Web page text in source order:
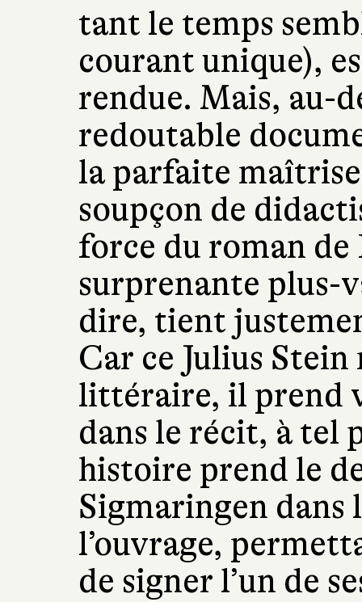
tant le temps
courant unique),
rendue. Mais, au-
redoutable
la parfaite
soupçon de
force du roman
surprenante plus-
dire, tient
Car ce Julius Stein
littéraire, il prend
dans le récit, à tel
histoire prend le
Sigmaringen dans
l’ouvrage,
de signer l’un de